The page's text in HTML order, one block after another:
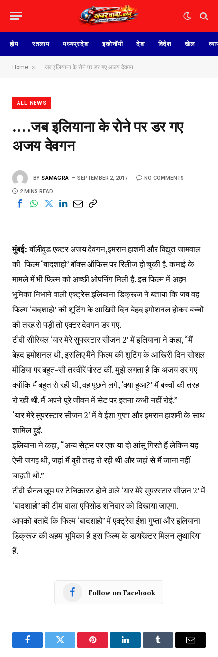
होम रतलाम मध्यप्रदेश इकोनॉमी देश विदेश खेल
Home » ….जब इलियाना के रोने पर डर गए अजय देवगन
ALL NEWS
….जब इलियाना के रोने पर डर गए
अजय देवगन
BY SAMAGRA SEPTEMBER 2, 2017 NO COMMENTS
2 MINS READ
मुंबई:बॉलीवुड एक्टर अजय देवगन,इमरान हाशमी और विद्युत जामवाल
की फिल्म ‘बादशाहो’ बॉक्स ऑफिस पर रिलीज हो चुकी है. कमाई के
मामले में भी फिल्म को अच्छी ओपनिंग मिली है. इस फिल्म में अहम
भूमिका निभाने वाली एक्ट्रेस इलियाना डिक्रूज ने बताया कि जब वह
फिल्म ‘बादशाहो’ की शूटिंग के आखिरी दिन बेहद इमोशनल होकर बच्चों
की तरह रो पड़ीं तो एक्टर देवगन डर गए.
टीवी सीरियल ‘यार मेरे सुपरस्टार सीजन 2’ में इलियाना ने कहा, “मैं
बेहद इमोशनल थी, इसलिए मैने फिल्म की शूटिंग के आखिरी दिन सोशल
मीडिया पर बहुत-सी तस्वीरें पोस्ट कीं. मुझे लगता है कि अजय डर गए
क्योंकि मैं बहुत रो रही थी, वह पूछने लगे, ‘क्या हुआ?’ मैं बच्चों की तरह
रो रही थी. मैं अपने पूरे जीवन में सेट पर इतना कभी नहीं रोई.”
‘यार मेरे सुपरस्टार सीजन 2’ में वे ईशा गुप्ता और इमरान हाशमी के साथ
शामिल हुईं.
इलियाना ने कहा, “अन्य सेट्स पर एक या दो आंसू गिरते हैं लेकिन यह
ऐसी जगह थी, जहां मैं बुरी तरह रो रही थी और जहां से मैं जाना नहीं
चाहती थी.”
टीवी चैनल जूम पर टेलिकास्ट होने वाले ‘यार मेरे सुपरस्टार सीजन 2’ में
‘बादशाहो’ की टीम वाला एपिसोड शनिवार को दिखाया जाएगा.
आपको बतादें कि फिल्म ‘बादशाहो’ में एक्ट्रेस ईशा गुप्ता और इलियाना
डिक्रूज की अहम भूमिका है. इस फिल्म के डायरेक्टर मिलन लुथारिया
हैं.
Follow on Facebook
FacebookTwitter Pinterest LinkedInTumblr Email